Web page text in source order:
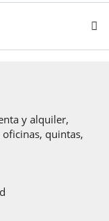
y alquiler,
quintas,